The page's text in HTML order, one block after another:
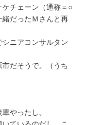
チェーン（通称＝○
だったＭさんと再
ニアコンサルタン
だそうで。（うち
やったし。